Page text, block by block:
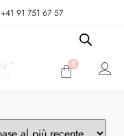
+41 91 751 67 57
0